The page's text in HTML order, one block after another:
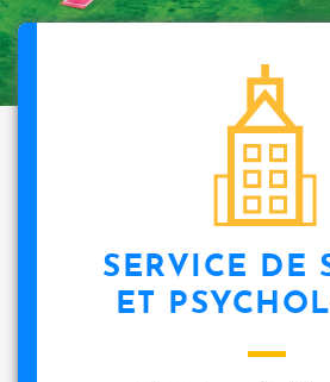
SERVICE DE
ET